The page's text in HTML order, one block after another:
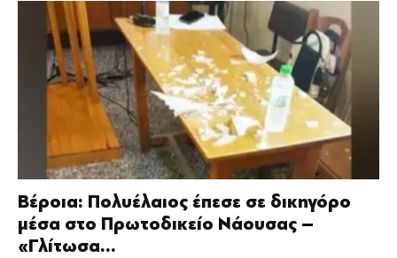
Βέροια: Πολυέλαιος έπεσε σε δικηγόρο
μέσα στο Πρωτοδικείο Νάουσας –
«Γλίτωσα...